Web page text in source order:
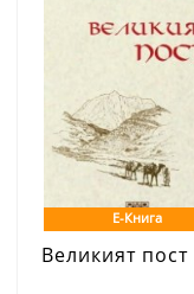
Е-Книга
Великият пост